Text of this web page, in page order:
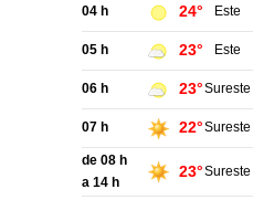
04 h 24° Este
05 h 23° Este
06 h 23°Sureste
07 h 22°Sureste
de 08 h
a 14 h
23°Sureste